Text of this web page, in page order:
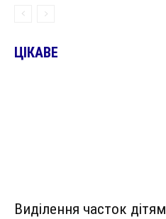
ЦІКАВЕ
Виділення часток дітям